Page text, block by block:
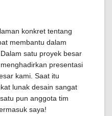
konkret tentang
membantu dalam
satu proyek besar
presentasi
kami. Saat itu
lunak desain sangat
pun anggota tim
saya!